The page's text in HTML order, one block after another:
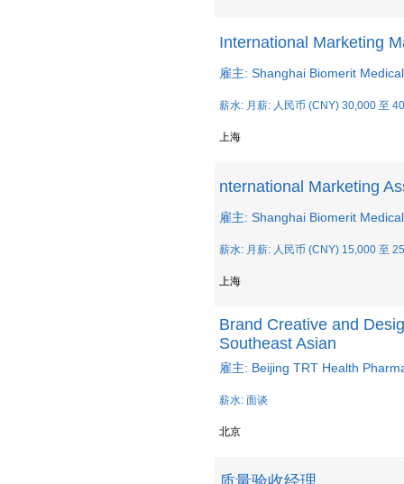
International Marketing
雇主: Shanghai Biomerit
薪水: 月薪: 人民币 (CNY) 30,000 至
上海
nternational Marketing
雇主: Shanghai Biomerit
薪水: 月薪: 人民币 (CNY) 15,000 至
上海
Brand Creative and
Southeast Asian
雇主: Beijing TRT Health
薪水: 面谈
北京